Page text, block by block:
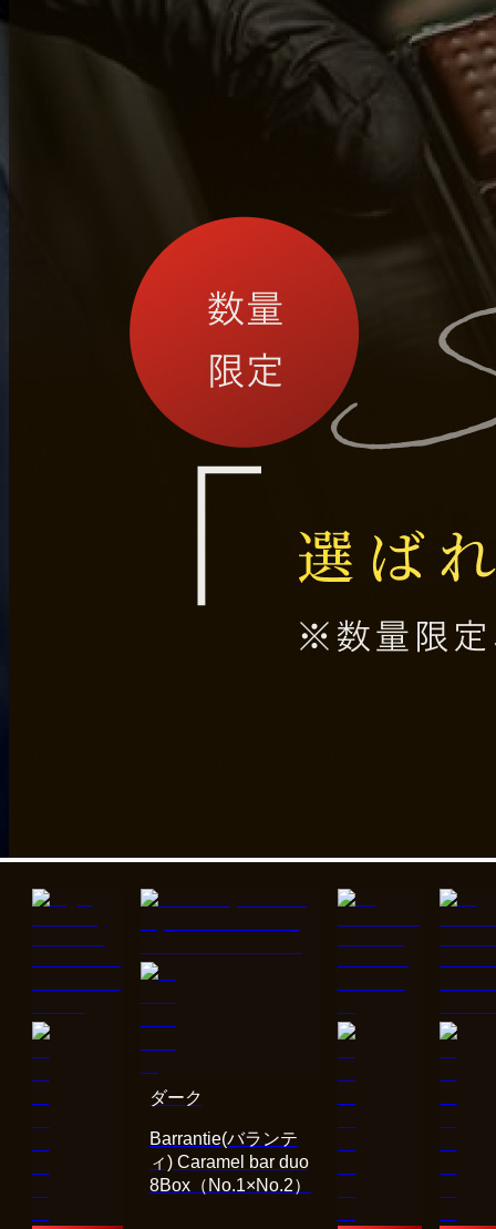
Barrantie(バランテ
ィ) Caramel bar duo
8Box（No.1×No.2）
ダーク